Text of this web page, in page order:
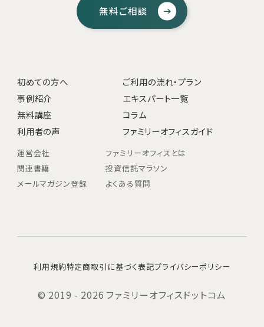
無料ご相談
初めての方へ
ご利用の流れ・プラン
事例紹介
エキスパート一覧
無料講座
コラム
利用者の声
ファミリーオフィスガイド
運営会社
ファミリーオフィスとは
関連書籍
投資信託マラソン
メールマガジン登録
よくある質問
利用規約特定商取引に基づく表記プライバシーポリシー
© 2019 - 2026 ファミリーオフィスドットコム